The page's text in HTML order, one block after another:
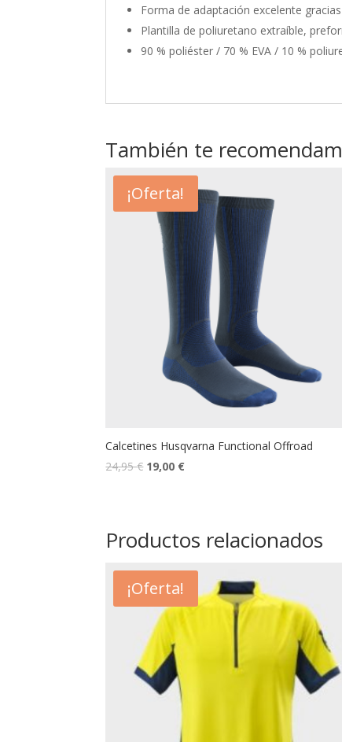
Forma de adaptación excelente
Plantilla de poliuretano extraíble,
90 % poliéster / 70 % EVA / 10 %
También te
¡Oferta!
Calcetines Husqvarna Functional Offroad
24,95€ 19,00 €
Productos relacionados
¡Oferta!